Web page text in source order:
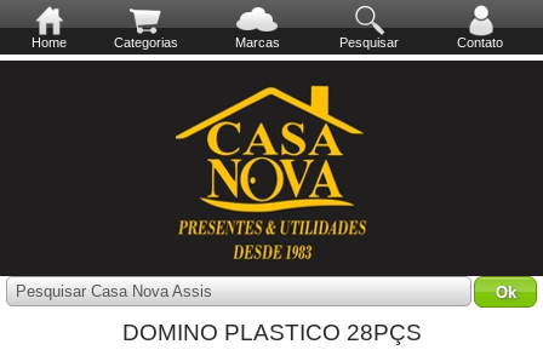
Home Categorias Marcas Pesquisar Contato
Pesquisar Casa Nova Assis
DOMINO PLASTICO 28PÇS